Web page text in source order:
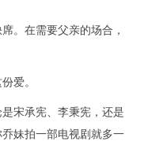
。在需要父亲的场合，
爱。
宋承宪、李秉宪，还是
妹拍一部电视剧就多一